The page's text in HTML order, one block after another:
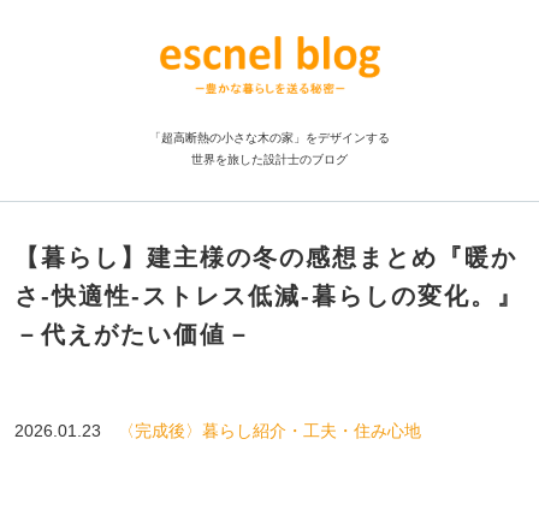
「超高断熱の小さな木の家」をデザインする
世界を旅した設計士のブログ
【暮らし】建主様の冬の感想まとめ『暖か
さ-快適性-ストレス低減-暮らしの変化。』
－代えがたい価値－
2026.01.23 〈完成後〉暮らし紹介・工夫・住み心地